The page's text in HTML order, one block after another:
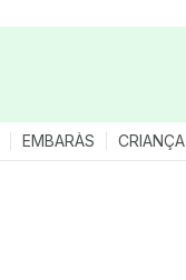
EMBARÀS CRIANÇA